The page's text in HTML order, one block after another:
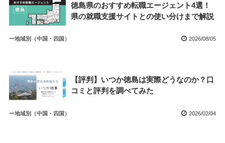
徳島県のおすすめ転職エージェント4選！
県の就職支援サイトとの使い分けまで解説
ー地域別（中国・四国） 2026/08/05
【評判】いつか徳島は実際どうなのか？口
コミと評判を調べてみた
ー地域別（中国・四国） 2026/02/04